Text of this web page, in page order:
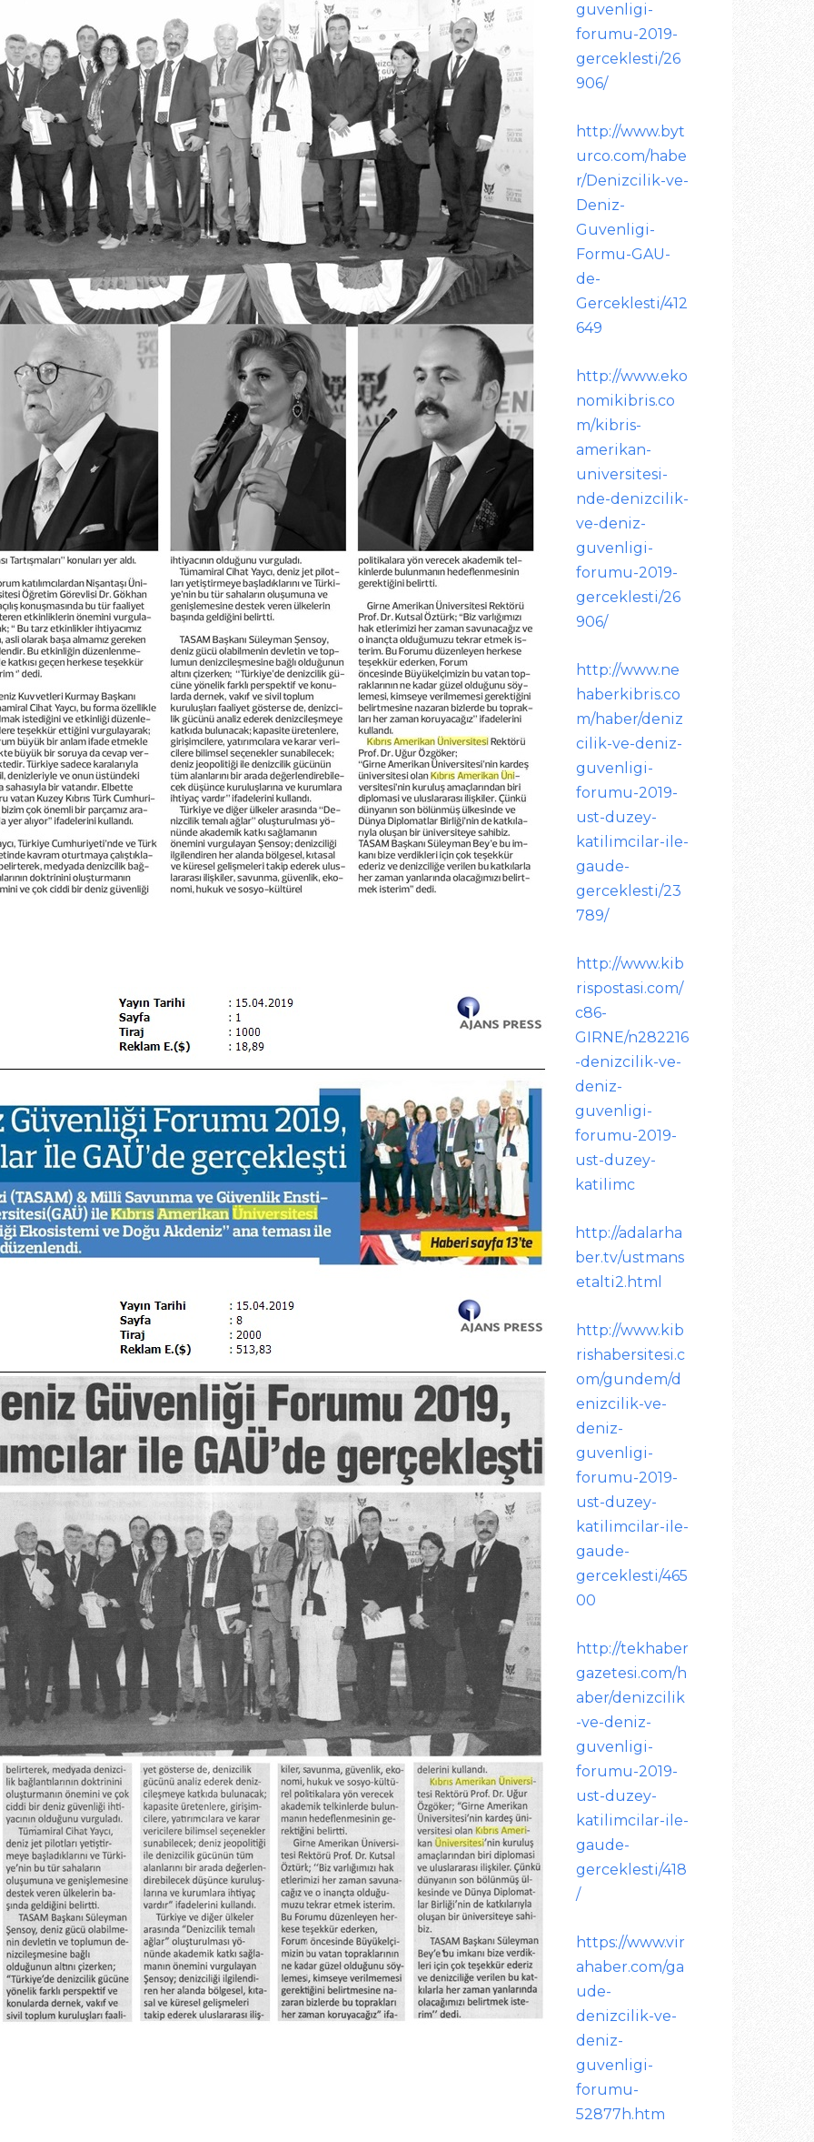
guvenligi-
forumu-2019-
gerceklesti/26
906/
http://www.byt
urco.com/habe
r/Denizcilik-ve-
Deniz-
Guvenligi-
Formu-GAU-
de-
Gerceklesti/412
649
http://www.eko
nomikibris.co
m/kibris-
amerikan-
universitesi-
nde-denizcilik-
ve-deniz-
guvenligi-
forumu-2019-
gerceklesti/26
906/
http://www.ne
haberkibris.co
m/haber/deniz
cilik-ve-deniz-
guvenligi-
forumu-2019-
ust-duzey-
katilimcilar-ile-
gaude-
gerceklesti/23
789/
http://www.kib
rispostasi.com/
c86-
GIRNE/n282216
-denizcilik-ve-
deniz-
guvenligi-
forumu-2019-
ust-duzey-
katilimc
http://adalarha
ber.tv/ustmans
etalti2.html
http://www.kib
rishabersitesi.c
om/gundem/d
enizcilik-ve-
deniz-
guvenligi-
forumu-2019-
ust-duzey-
katilimcilar-ile-
gaude-
gerceklesti/465
00
http://tekhaber
gazetesi.com/h
aber/denizcilik
-ve-deniz-
guvenligi-
forumu-2019-
ust-duzey-
katilimcilar-ile-
gaude-
gerceklesti/418
/
https://www.vir
ahaber.com/ga
ude-
denizcilik-ve-
deniz-
guvenligi-
forumu-
52877h.htm